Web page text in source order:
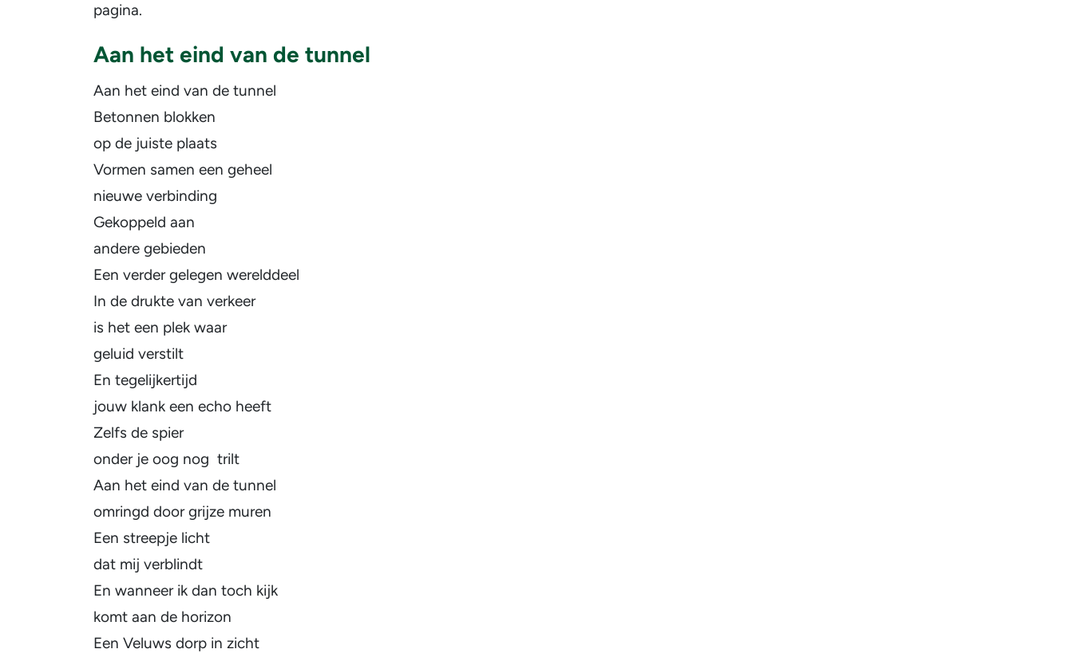
pagina.
Aan het eind van de tunnel
Aan het eind van de tunnel
Betonnen blokken
op de juiste plaats
Vormen samen een geheel
nieuwe verbinding
Gekoppeld aan
andere gebieden
Een verder gelegen werelddeel
In de drukte van verkeer
is het een plek waar
geluid verstilt
En tegelijkertijd
jouw klank een echo heeft
Zelfs de spier
onder je oog nog trilt
Aan het eind van de tunnel
omringd door grijze muren
Een streepje licht
dat mij verblindt
En wanneer ik dan toch kijk
komt aan de horizon
Een Veluws dorp in zicht